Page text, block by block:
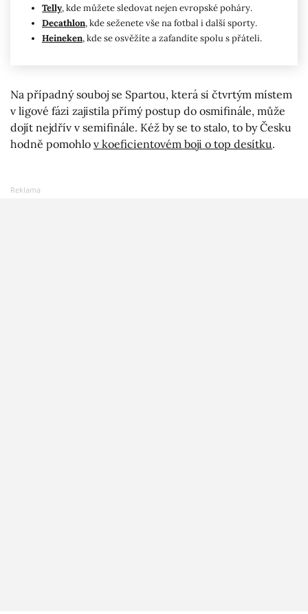
Telly, kde můžete sledovat nejen evropské poháry.
Decathlon, kde seženete vše na fotbal i další sporty.
Heineken, kde se osvěžíte a zafandíte spolu s přáteli.
Na případný souboj se Spartou, která si čtvrtým místem
v ligové fázi zajistila přímý postup do osmifinále, může
dojít nejdřív v semifinále. Kéž by se to stalo, to by Česku
hodně pomohlo v koeficientovém boji o top desítku.